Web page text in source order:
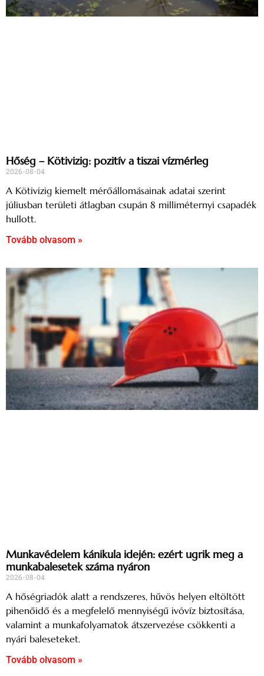
Hőség – Kötivizig: pozitív a tiszai vízmérleg
2026-08-04
A Kötivizig kiemelt mérőállomásainak adatai szerint
júliusban területi átlagban csupán 8 milliméternyi csapadék
hullott.
Tovább olvasom »
Munkavédelem kánikula idején: ezért ugrik meg a
munkabalesetek száma nyáron
2026-08-04
A hőségriadók alatt a rendszeres, hűvös helyen eltöltött
pihenőidő és a megfelelő mennyiségű ivóvíz biztosítása,
valamint a munkafolyamatok átszervezése csökkenti a
nyári baleseteket.
Tovább olvasom »